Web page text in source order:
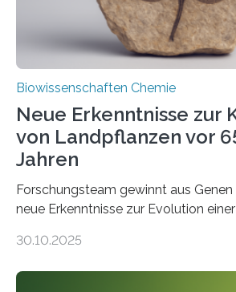
Biowissenschaften Chemie
Neue Erkenntnisse zur
von Landpflanzen vor
Jahren
Forschungsteam gewinnt aus Genen
neue Erkenntnisse zur Evolution
Landpflanzen zählen zu den
30.10.2025